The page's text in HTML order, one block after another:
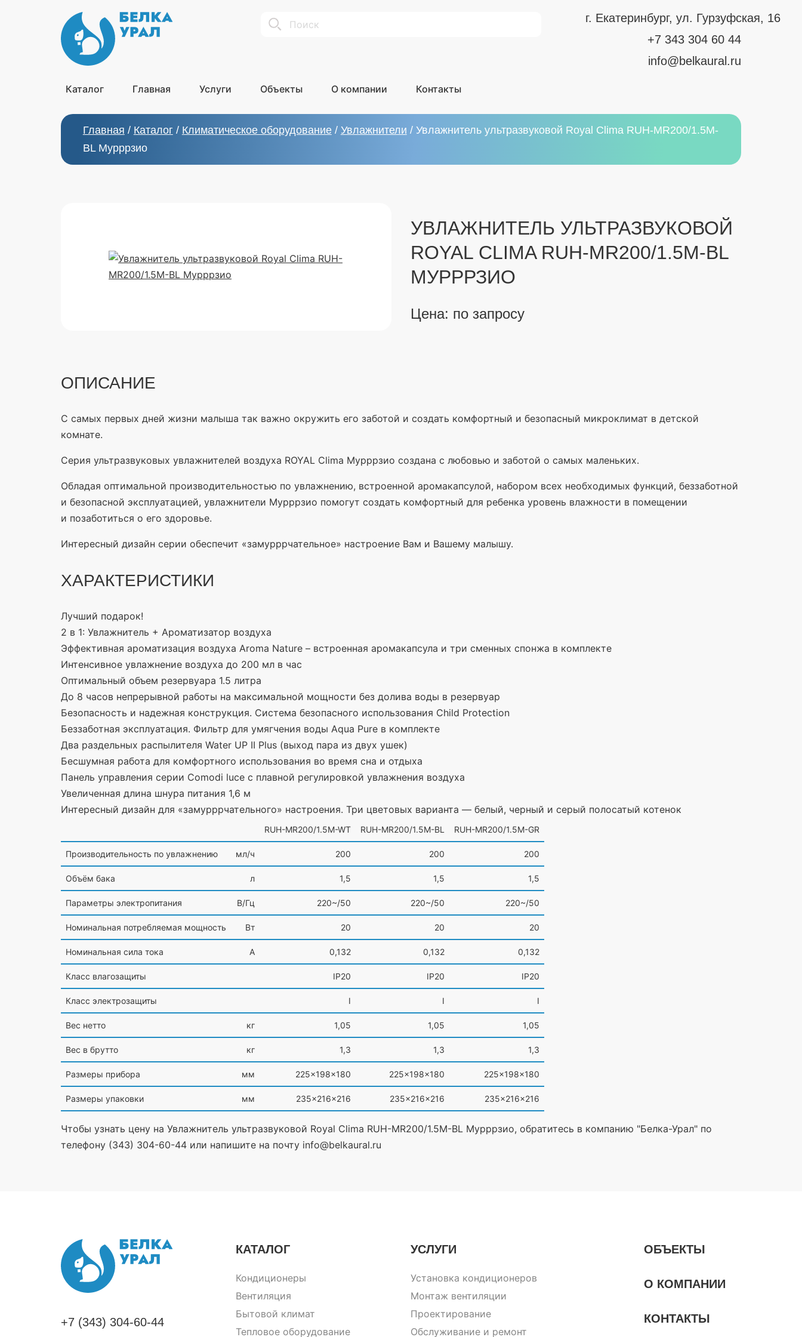
Search
г. Екатеринбург, ул. Гурзуфская, 16
+7 343 304 60 44
info@belkaural.ru
Каталог Главная Услуги Объекты О компании Контакты
Главная / Каталог / Климатическое оборудование / Увлажнители / Увлажнитель ультразвуковой Royal Clima RUH-MR200/1.5M-
BL Мурррзио
УВЛАЖНИТЕЛЬ УЛЬТРАЗВУКОВОЙ
ROYAL CLIMA RUH-MR200/1.5M-BL
МУРРРЗИО
Цена: по запросу
ОПИСАНИЕ
С самых первых дней жизни малыша так важно окружить его заботой и создать комфортный и безопасный микроклимат в детской
комнате.
Серия ультразвуковых увлажнителей воздуха ROYAL Clima Мурррзио создана с любовью и заботой о самых маленьких.
Обладая оптимальной производительностью по увлажнению, встроенной аромакапсулой, набором всех необходимых функций, беззаботной
и безопасной эксплуатацией, увлажнители Мурррзио помогут создать комфортный для ребенка уровень влажности в помещении
и позаботиться о его здоровье.
Интересный дизайн серии обеспечит «замурррчательное» настроение Вам и Вашему малышу.
ХАРАКТЕРИСТИКИ
Лучший подарок!
2 в 1: Увлажнитель + Ароматизатор воздуха
Эффективная ароматизация воздуха Aroma Nature – встроенная аромакапсула и три сменных спонжа в комплекте
Интенсивное увлажнение воздуха до 200 мл в час
Оптимальный объем резервуара 1.5 литра
До 8 часов непрерывной работы на максимальной мощности без долива воды в резервуар
Безопасность и надежная конструкция. Система безопасного использования Child Protection
Беззаботная эксплуатация. Фильтр для умягчения воды Aqua Pure в комплекте
Два раздельных распылителя Water UP II Plus (выход пара из двух ушек)
Бесшумная работа для комфортного использования во время сна и отдыха
Панель управления серии Comodi luce с плавной регулировкой увлажнения воздуха
Увеличенная длина шнура питания 1,6 м
Интересный дизайн для «замурррчательного» настроения. Три цветовых варианта — белый, черный и серый полосатый котенок
RUH-MR200/1.5M-WT RUH-MR200/1.5M-BL RUH-MR200/1.5M-GR
Производительность по увлажнению мл/ч 200 200 200
Объём бака л 1,5 1,5 1,5
Параметры электропитания В/Гц 220~/50 220~/50 220~/50
Номинальная потребляемая мощность Вт 20 20 20
Номинальная сила тока А 0,132 0,132 0,132
Класс влагозащиты IP20 IP20 IP20
Класс электрозащиты I I I
Вес нетто кг 1,05 1,05 1,05
Вес в брутто кг 1,3 1,3 1,3
Размеры прибора мм 225x198x180 225x198x180 225x198x180
Размеры упаковки мм 235x216x216 235x216x216 235x216x216
Чтобы узнать цену на Увлажнитель ультразвуковой Royal Clima RUH-MR200/1.5M-BL Мурррзио, обратитесь в компанию "Белка-Урал" по
телефону (343) 304-60-44 или напишите на почту info@belkaural.ru
+7 (343) 304-60-44
КАТАЛОГ
Кондиционеры
Вентиляция
Бытовой климат
Тепловое оборудование
УСЛУГИ
Установка кондиционеров
Монтаж вентиляции
Проектирование
Обслуживание и ремонт
ОБЪЕКТЫ
О КОМПАНИИ
КОНТАКТЫ